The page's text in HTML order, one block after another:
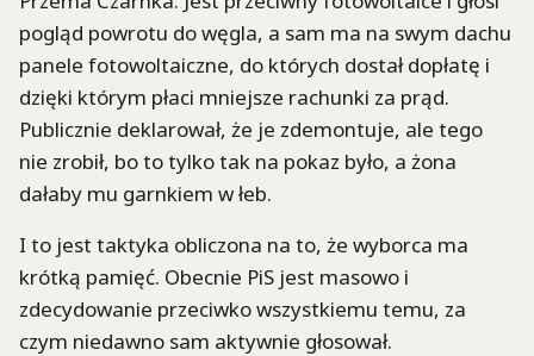
pogląd powrotu do węgla, a sam ma na swym dachu
panele fotowoltaiczne, do których dostał dopłatę i
dzięki którym płaci mniejsze rachunki za prąd.
Publicznie deklarował, że je zdemontuje, ale tego
nie zrobił, bo to tylko tak na pokaz było, a żona
dałaby mu garnkiem w łeb.
I to jest taktyka obliczona na to, że wyborca ma
krótką pamięć. Obecnie PiS jest masowo i
zdecydowanie przeciwko wszystkiemu temu, za
czym niedawno sam aktywnie głosował.